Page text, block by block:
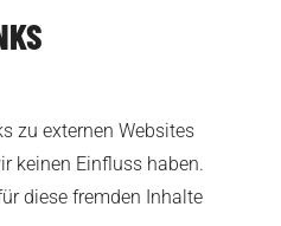
zu externen Websites
keinen Einfluss haben.
diese fremden Inhalte